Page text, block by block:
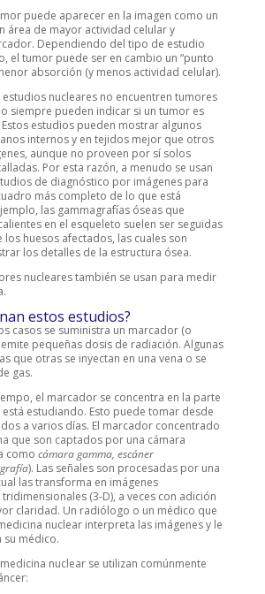
puede aparecer en la imagen como un
área de mayor actividad celular y
Dependiendo del tipo de estudio
el tumor puede ser en cambio un “punto
absorción (y menos actividad celular).
nucleares no encuentren tumores
siempre pueden indicar si un tumor es
estudios pueden mostrar algunos
internos y en tejidos mejor que otros
aunque no proveen por sí solos
Por esta razón, a menudo se usan
de diagnóstico por imágenes para
más completo de lo que está
las gammagrafías óseas que
en el esqueleto suelen ser seguidas
huesos afectados, las cuales son
los detalles de la estructura ósea.
nucleares también se usan para medir
estos estudios?
casos se suministra un marcador (o
pequeñas dosis de radiación. Algunas
que otras se inyectan en una vena o se
gas.
el marcador se concentra en la parte
estudiando. Esto puede tomar desde
a varios días. El marcador concentrado
que son captados por una cámara
como cámara gamma, escáner
). Las señales son procesadas por una
las transforma en imágenes
(3-D), a veces con adición
claridad. Un radiólogo o un médico que
nuclear interpreta las imágenes y le
su médico.
nuclear se utilizan comúnmente